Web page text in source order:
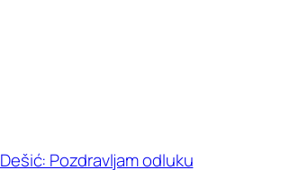
Dešić: Pozdravljam odluku